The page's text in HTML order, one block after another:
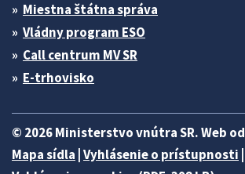
Miestna štátna správa
Vládny program ESO
Call centrum MV SR
E-trhovisko
© 2026 Ministerstvo vnútra SR. Web od
Mapa sídla Vyhlásenie o prístupnosti